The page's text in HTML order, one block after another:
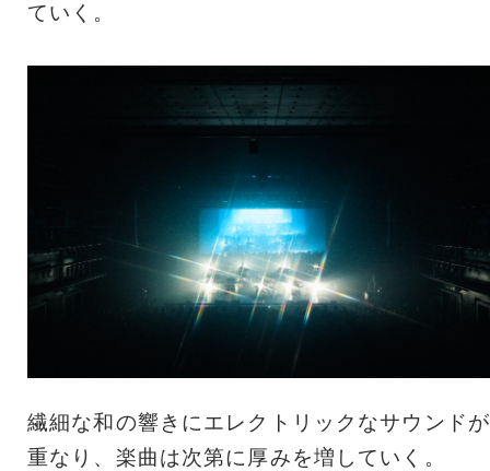
ていく。
繊細な和の響きにエレクトリックなサウンドが
重なり、楽曲は次第に厚みを増していく。